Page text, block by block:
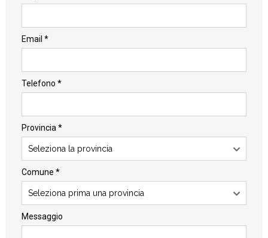
Email *
Telefono *
Provincia *
Seleziona la provincia
Comune *
Seleziona prima una provincia
Messaggio